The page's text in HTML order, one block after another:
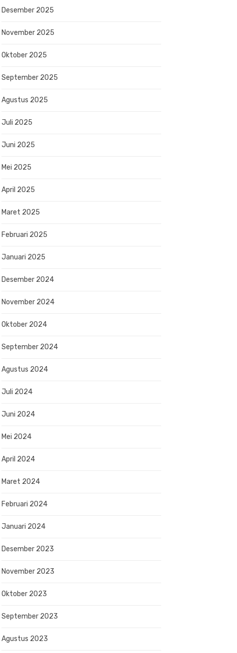
Desember 2025
November 2025
Oktober 2025
September 2025
Agustus 2025
Juli 2025
Juni 2025
Mei 2025
April 2025
Maret 2025
Februari 2025
Januari 2025
Desember 2024
November 2024
Oktober 2024
September 2024
Agustus 2024
Juli 2024
Juni 2024
Mei 2024
April 2024
Maret 2024
Februari 2024
Januari 2024
Desember 2023
November 2023
Oktober 2023
September 2023
Agustus 2023